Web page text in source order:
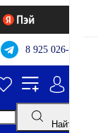
8 925 026-44-22
Найти